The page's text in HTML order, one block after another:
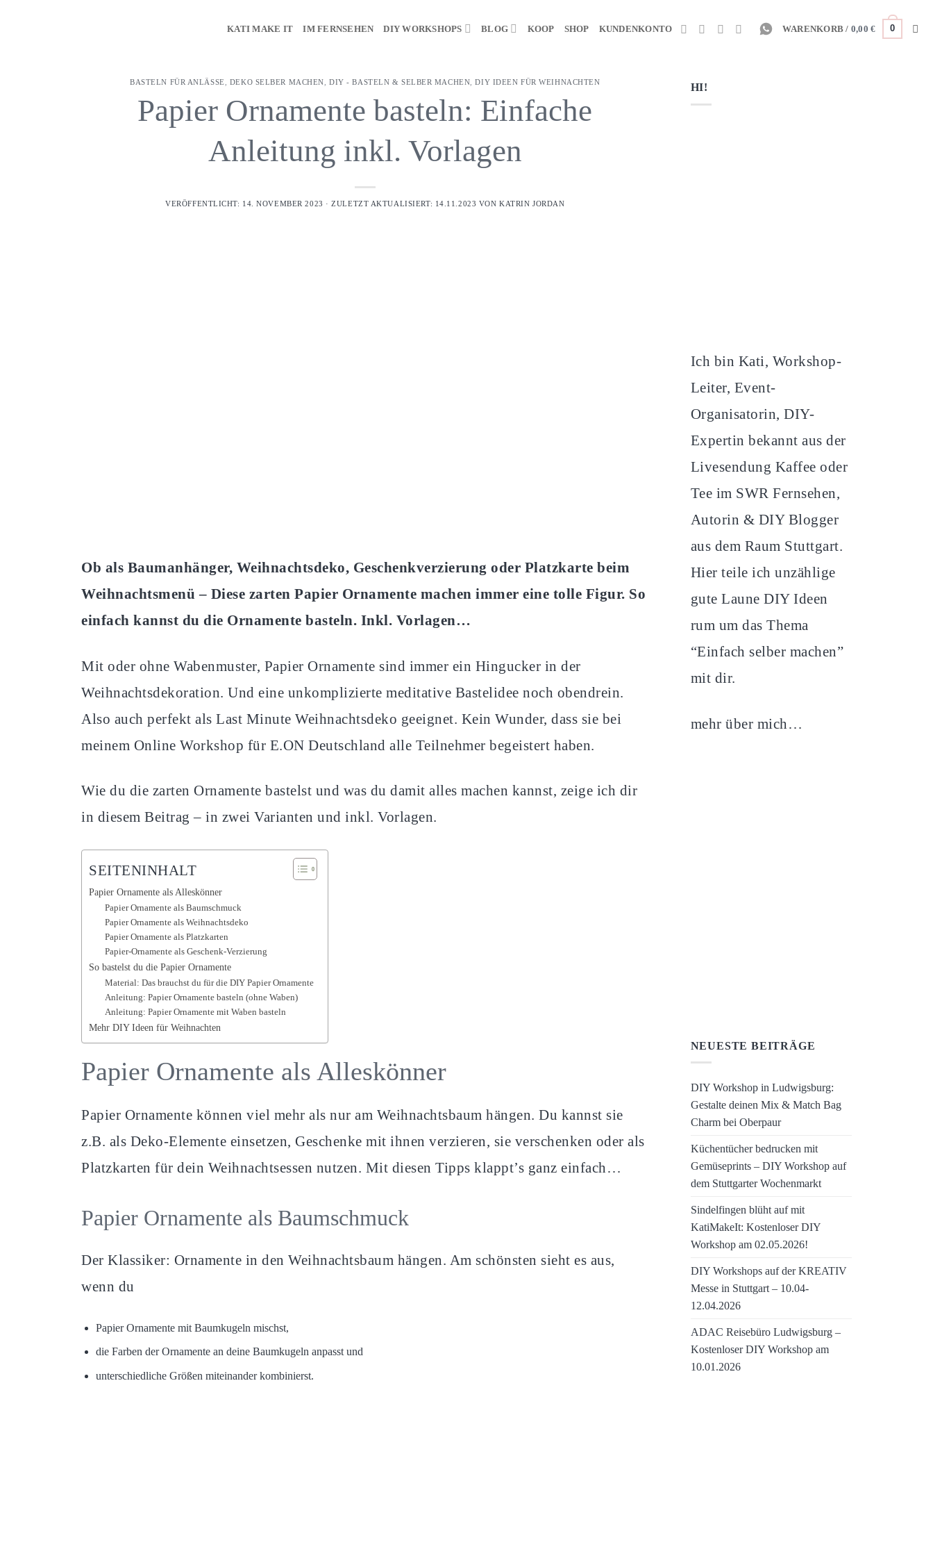
KATI MAKE IT IM FERNSEHEN DIY WORKSHOPS BLOG KOOP SHOP KUNDENKONTO WARENKORB / 0,00€ 0
BASTELN FÜR ANLÄSSE DEKO SELBER MACHEN ,DIY - BASTELN & SELBER MACHEN ,DIY IDEEN FÜR WEIHNACHTEN
Papier Ornamente basteln: Einfache
Anleitung inkl. Vorlagen
VERÖFFENTLICHT: 14. NOVEMBER 2023 · ZULETZT AKTUALISIERT: 14.11.2023 VONKATRIN JORDAN
Ob als Baumanhänger, Weihnachtsdeko, Geschenkverzierung oder Platzkarte beim
Weihnachtsmenü – Diese zarten Papier Ornamente machen immer eine tolle Figur. So
einfach kannst du die Ornamente basteln. Inkl. Vorlagen…
Mit oder ohne Wabenmuster, Papier Ornamente sind immer ein Hingucker in der
Weihnachtsdekoration. Und eine unkomplizierte meditative Bastelidee noch obendrein.
Also auch perfekt als Last Minute Weihnachtsdeko geeignet. Kein Wunder, dass sie bei
meinem Online Workshop für E.ON Deutschland alle Teilnehmer begeistert haben.
Wie du die zarten Ornamente bastelst und was du damit alles machen kannst, zeige ich dir
in diesem Beitrag – in zwei Varianten und inkl. Vorlagen.
SEITENINHALT
Papier Ornamente als Alleskönner
Papier Ornamente als Baumschmuck
Papier Ornamente als Weihnachtsdeko
Papier Ornamente als Platzkarten
Papier-Ornamente als Geschenk-Verzierung
So bastelst du die Papier Ornamente
Material: Das brauchst du für die DIY Papier Ornamente
Anleitung: Papier Ornamente basteln (ohne Waben)
Anleitung: Papier Ornamente mit Waben basteln
Mehr DIY Ideen für Weihnachten
Papier Ornamente als Alleskönner
Papier Ornamente können viel mehr als nur am Weihnachtsbaum hängen. Du kannst sie
z.B. als Deko-Elemente einsetzen, Geschenke mit ihnen verzieren, sie verschenken oder als
Platzkarten für dein Weihnachtsessen nutzen. Mit diesen Tipps klappt’s ganz einfach…
Papier Ornamente als Baumschmuck
Der Klassiker: Ornamente in den Weihnachtsbaum hängen. Am schönsten sieht es aus,
wenn du
Papier Ornamente mit Baumkugeln mischst,
die Farben der Ornamente an deine Baumkugeln anpasst und
unterschiedliche Größen miteinander kombinierst.
HI!
Ich bin Kati, Workshop-
Leiter, Event-
Organisatorin, DIY-
Expertin bekannt aus der
Livesendung Kaffee oder
Tee im SWR Fernsehen,
Autorin & DIY Blogger
aus dem Raum Stuttgart.
Hier teile ich unzählige
gute Laune DIY Ideen
rum um das Thema
“Einfach selber machen”
mit dir.
mehr über mich…
NEUESTE BEITRÄGE
DIY Workshop in Ludwigsburg:
Gestalte deinen Mix & Match Bag
Charm bei Oberpaur
Küchentücher bedrucken mit
Gemüseprints – DIY Workshop auf
dem Stuttgarter Wochenmarkt
Sindelfingen blüht auf mit
KatiMakeIt: Kostenloser DIY
Workshop am 02.05.2026!
DIY Workshops auf der KREATIV
Messe in Stuttgart – 10.04-
12.04.2026
ADAC Reisebüro Ludwigsburg –
Kostenloser DIY Workshop am
10.01.2026